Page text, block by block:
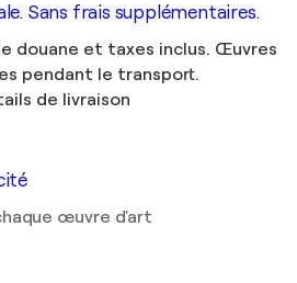
Sans frais supplémentaires.
douane et taxes inclus. Œuvres
pendant le transport.
de livraison
œuvre d'art